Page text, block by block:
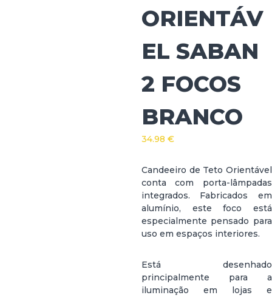
ORIENTÁV
EL SABAN
2 FOCOS
BRANCO
34.98 €
Candeeiro de Teto Orientável
conta com porta-lâmpadas
integrados. Fabricados em
alumínio, este foco está
especialmente pensado para
uso em espaços interiores.
Está desenhado
principalmente para a
iluminação em lojas e